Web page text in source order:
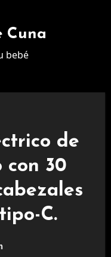
Cuna
bebé
de
30
C.